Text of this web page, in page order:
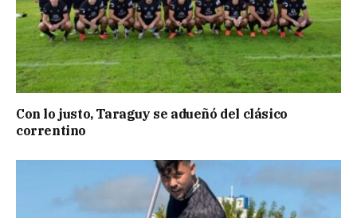
Con lo justo, Taraguy se adueñó del clásico
correntino